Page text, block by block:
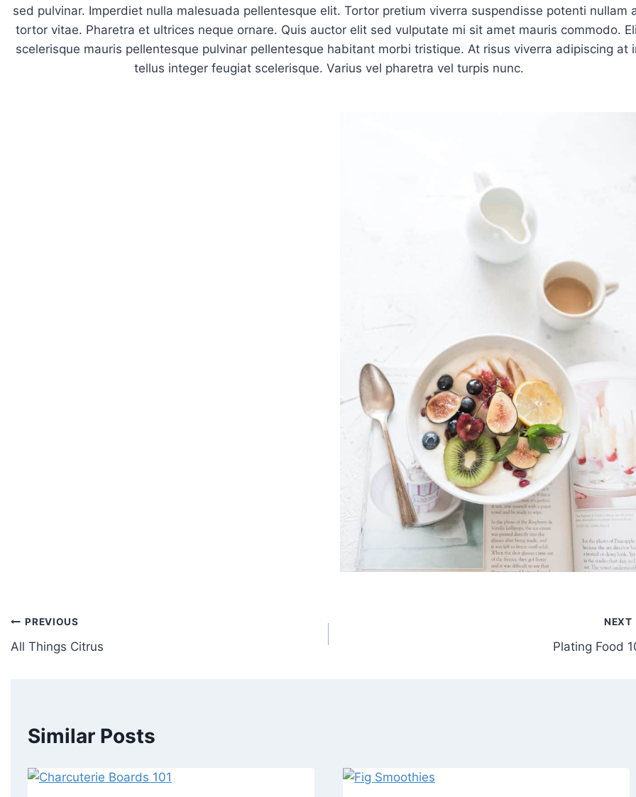
sed pulvinar. Imperdiet nulla malesuada pellentesque elit. Tortor pretium viverra suspendisse potenti nullam
tortor vitae. Pharetra et ultrices neque ornare. Quis auctor elit sed vulputate mi sit amet mauris commodo.
scelerisque mauris pellentesque pulvinar pellentesque habitant morbi tristique. At risus viverra adipiscing at
tellus integer feugiat scelerisque. Varius vel pharetra vel turpis nunc.
Post
navigation
PREVIOUS
All Things Citrus
NEXT
Plating Food
Similar Posts